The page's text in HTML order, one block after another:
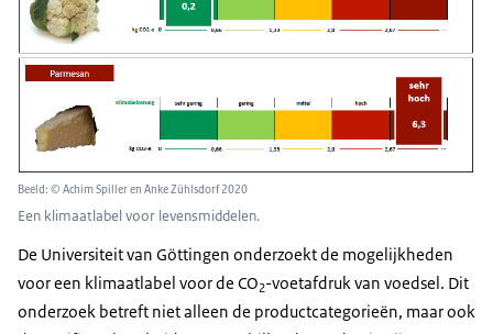
Beeld: © Achim Spiller en Anke Zühlsdorf 2020
Een klimaatlabel voor levensmiddelen.
De Universiteit van Göttingen onderzoekt de mogelijkheden
voor een klimaatlabel voor de CO2-voetafdruk van voedsel. Dit
onderzoek betreft niet alleen de productcategorieën, maar ook